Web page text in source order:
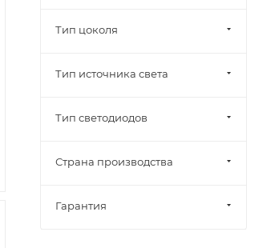
Тип цоколя
Тип источника света
Тип светодиодов
Страна производства
Гарантия